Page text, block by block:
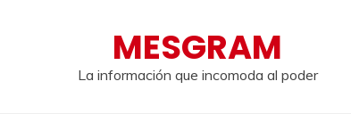
MESGRAM
La información que incomoda al poder